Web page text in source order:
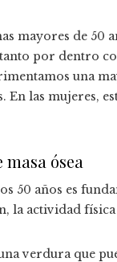
mayores de 50
por dentro
una
las mujeres,
ósea
50 años es
la actividad física
verdura que